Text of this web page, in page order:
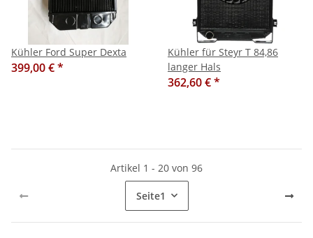
Kühler Ford Super Dexta
399,00 €*
Kühler für Steyr T 84,86
langer Hals
362,60 €*
Artikel 1 - 20 von 96
Seite1